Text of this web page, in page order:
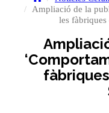
Ampliació de la
les fàbriques